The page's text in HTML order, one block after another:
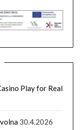
Play for Real
30.4.2026